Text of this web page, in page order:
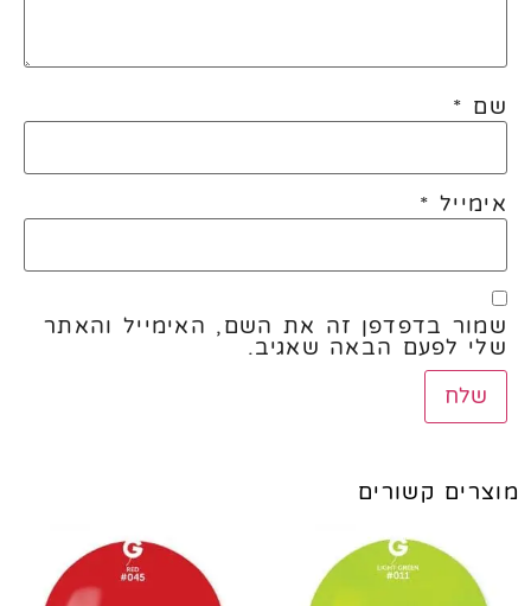
שם *
אימייל *
שמור בדפדפן זה את השם, האימייל והאתר
שלי לפעם הבאה שאגיב.
מוצרים קשורים